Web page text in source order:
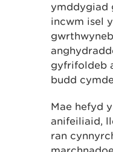
ymddygiad
incwm isel
gyfrifoldeb
budd
Mae hefyd
anifeiliaid,
ran